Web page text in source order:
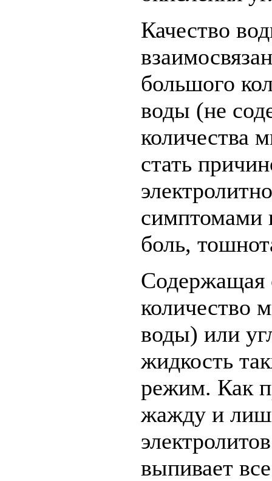
Качество
большого
воды (не
количества
стать
симптомами
боль,
Содержащая
количество
воды) или
жидкость
режим. Как
жажду и
выпивает